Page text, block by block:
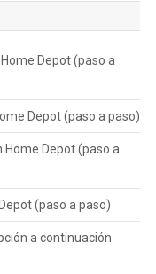
Depot (paso a
Depot (paso a paso)
Depot (paso a
(paso a paso)
a continuación